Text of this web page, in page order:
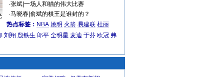
·张斌| 一场人和猫的伟大比赛
·马晓春| 俞斌的棋王是谁封的？
热点标签： NBA 姚明 火箭 易建联 杜丽
刘翔 殷铁生 郎平 全明星 麦迪 于芬 欧冠 弗